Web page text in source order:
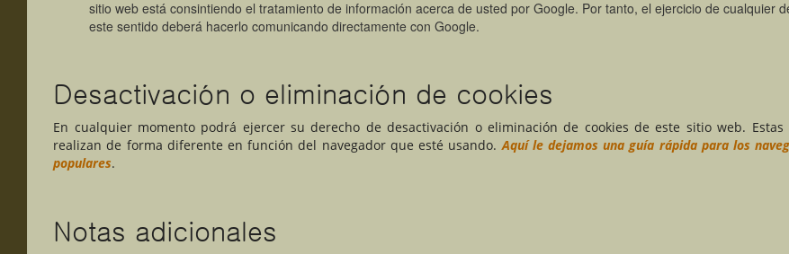
sitio web está consintiendo el tratamiento de información acerca de usted por Google. Por tanto, el ejercicio de cualquier
este sentido deberá hacerlo comunicando directamente con Google.
Desactivación o eliminación de cookies
En cualquier momento podrá ejercer su derecho de desactivación o eliminación de cookies de este sitio web. Estas
realizan de forma diferente en función del navegador que esté usando. Aquí le dejamos una guía rápida para los
populares.
Notas adicionales